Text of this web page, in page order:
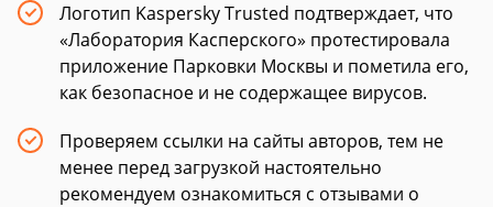
Логотип Kaspersky Trusted подтверждает, что
«Лаборатория Касперского» протестировала
приложение Парковки Москвы и пометила его,
как безопасное и не содержащее вирусов.
Проверяем ссылки на сайты авторов, тем не
менее перед загрузкой настоятельно
рекомендуем ознакомиться с отзывами о